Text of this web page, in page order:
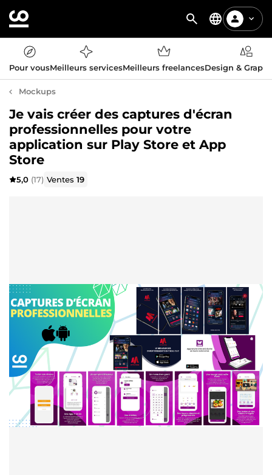
Pour vousMeilleurs servicesMeilleurs freelancesDesign &
Mockups
Je vais créer des captures d'écran
professionnelles pour votre
application sur Play Store et App
Store
5,0 (17) Ventes19